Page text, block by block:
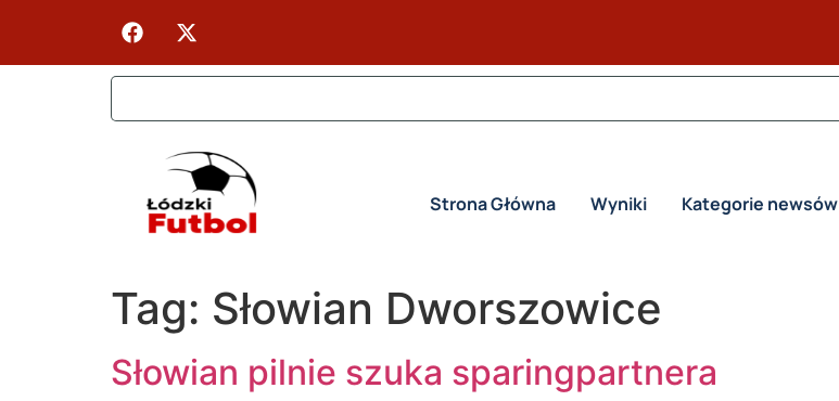
Strona Główna Wyniki Kategorie newsów
Tag: Słowian Dworszowice
Słowian pilnie szuka sparingpartnera